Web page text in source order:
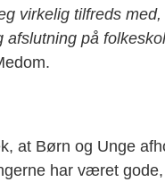
virkelig tilfreds
afslutning på
at Børn og Unge
har været